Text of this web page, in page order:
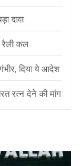
दावा
रैली कल
दिया ये आदेश
रत्न देने की मांग